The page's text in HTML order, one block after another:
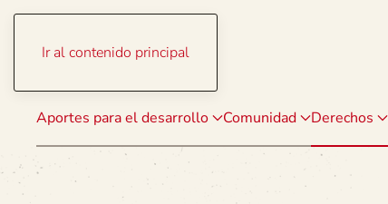
Ir al contenido principal
Aportes para el desarrollo Comunidad Derechos